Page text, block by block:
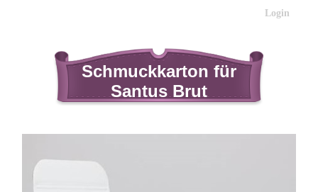
Login
Schmuckkarton für
Santus Brut